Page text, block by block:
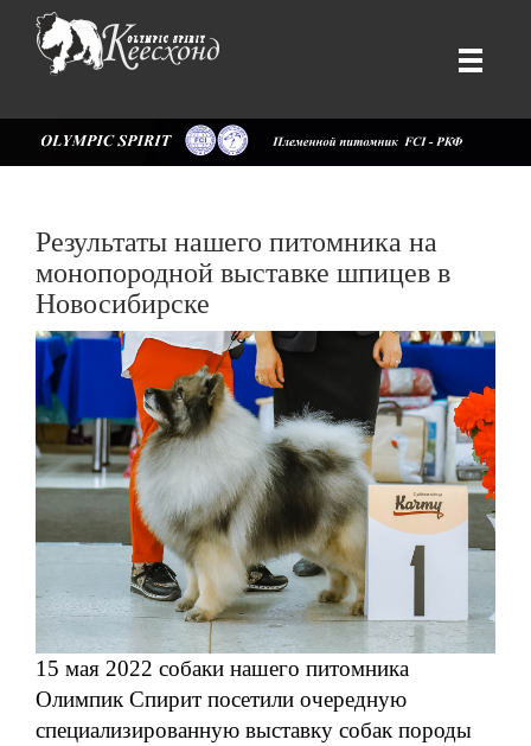
Результаты нашего питомника на
монопородной выставке шпицев в
Новосибирске
15 мая 2022 собаки нашего питомника
Олимпик Спирит посетили очередную
специализированную выставку собак породы